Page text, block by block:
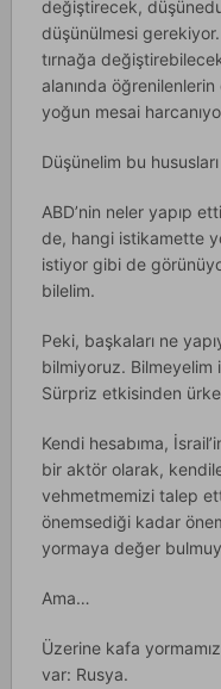
değiştirecek,
düşünülmesi gerekiyor.
tırnağa
alanında
yoğun mesai
Düşünelim bu
ABD’nin neler yapıp
de, hangi istikamette
istiyor gibi de
bilelim.
Peki, başkaları ne
bilmiyoruz.
Sürpriz etkisinden
Kendi hesabıma,
bir aktör olarak,
vehmetmemizi talep
önemsediği kadar
yormaya değer
Ama…
Üzerine kafa
var: Rusya.